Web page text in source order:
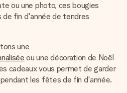
ou une photo, ces bougies
fin d'année de tendres
une
ou une décoration de Noël
cadeaux vous permet de garder
les fêtes de fin d'année.